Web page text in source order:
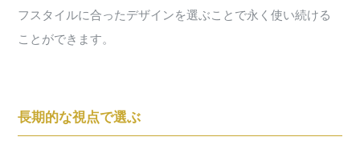
フスタイルに合ったデザインを選ぶことで永く使い続ける
ことができます。
長期的な視点で選ぶ